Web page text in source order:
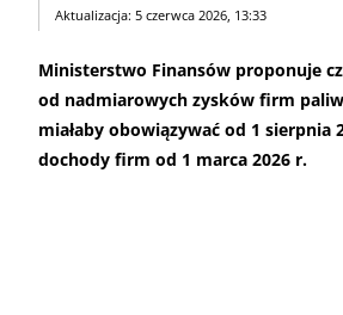
Aktualizacja: 5 czerwca 2026, 13:33
Ministerstwo Finansów proponuje
od nadmiarowych zysków firm
miałaby obowiązywać od 1 sierpnia
dochody firm od 1 marca 2026 r.